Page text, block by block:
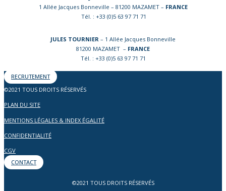
1 Allée Jacques Bonneville – 81200 MAZAMET – FRANCE
Tél. : +33 (0)5 63 97 71 71
JULES TOURNIER – 1 Allée Jacques Bonneville
81200 MAZAMET – FRANCE
Tél. : +33 (0)5 63 97 71 71
RECRUTEMENT
©2021 TOUS DROITS RÉSERVÉS
PLAN DU SITE
MENTIONS LÉGALES & INDEX ÉGALITÉ
CONFIDENTIALITÉ
CGV
CONTACT
©2021 TOUS DROITS RÉSERVÉS